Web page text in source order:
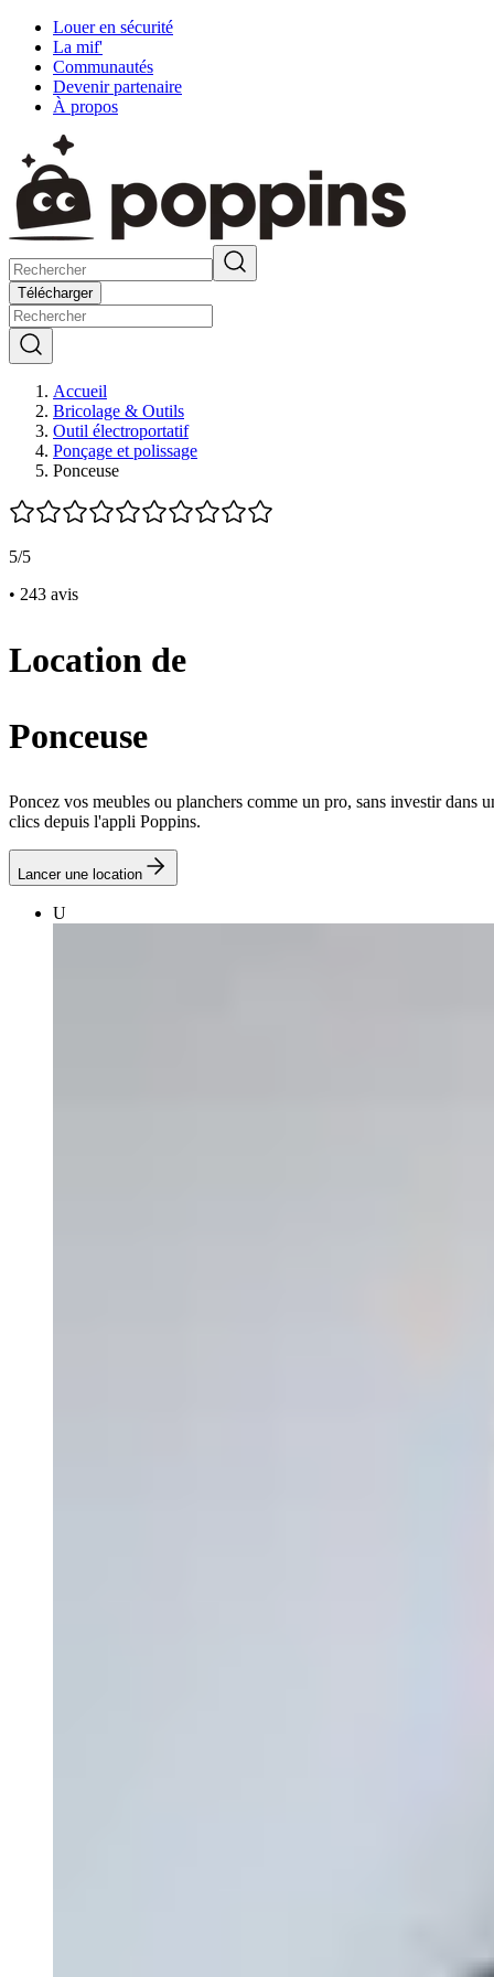
Louer en sécurité
La mif'
Communautés
Devenir partenaire
À propos
Télécharger
Accueil
Bricolage & Outils
Outil électroportatif
Ponçage et polissage
Ponceuse
5/5
• 243 avis
Location de
Ponceuse
Poncez vos meubles ou planchers comme un pro, sans investir dans
clics depuis l'appli Poppins.
Lancer une location
U